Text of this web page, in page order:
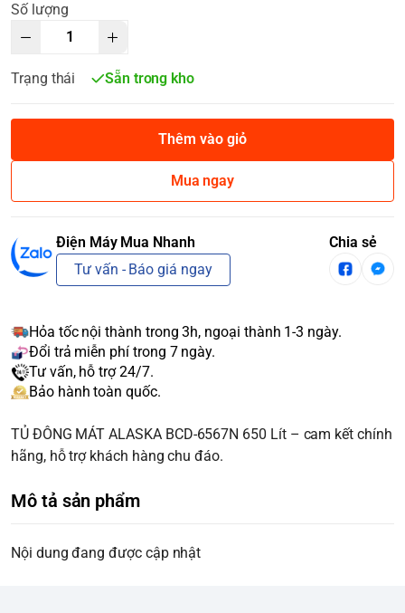
Số lượng
Trạng thái Sẵn trong kho
Thêm vào giỏ
Mua ngay
Điện Máy Mua Nhanh
Tư vấn - Báo giá ngay
Chia sẻ
Hỏa tốc nội thành trong 3h, ngoại thành 1-3 ngày.
Đổi trả miễn phí trong 7 ngày.
Tư vấn, hỗ trợ 24/7.
Bảo hành toàn quốc.
TỦ ĐÔNG MÁT ALASKA BCD-6567N 650 Lít – cam kết chính
hãng, hỗ trợ khách hàng chu đáo.
Mô tả sản phẩm
Nội dung đang được cập nhật